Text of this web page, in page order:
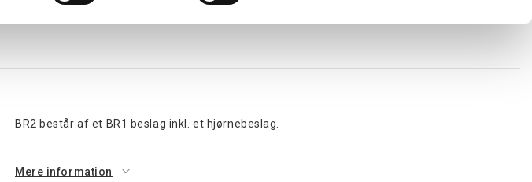
BR2 består af et BR1 beslag inkl. et hjørnebeslag.
Mere information